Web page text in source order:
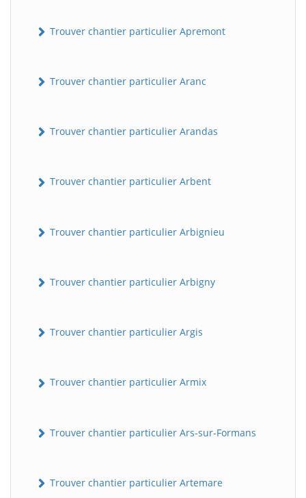
Trouver chantier particulier Apremont
Trouver chantier particulier Aranc
Trouver chantier particulier Arandas
Trouver chantier particulier Arbent
Trouver chantier particulier Arbignieu
Trouver chantier particulier Arbigny
Trouver chantier particulier Argis
Trouver chantier particulier Armix
Trouver chantier particulier Ars-sur-Formans
Trouver chantier particulier Artemare